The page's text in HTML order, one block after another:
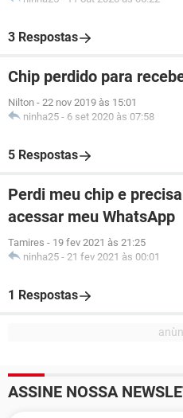
3 Respostas
Chip perdido para
Nilton - 22 nov 2019 às 15:01
ninha25 - 6 set 2020 às 07:58
5 Respostas
Perdi meu chip e
acessar meu WhatsApp
Tamires - 19 fev 2021 às 21:25
ninha25 - 21 fev 2021 às 00:01
1 Respostas
ASSINE NOSSA